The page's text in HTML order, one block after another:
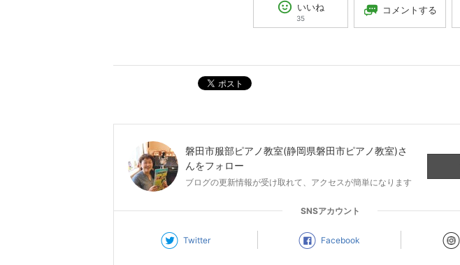
いいね
35
コメントする
ポスト
磐田市服部ピアノ教室(静岡県磐田市ピアノ教室)さ
んをフォロー
ブログの更新情報が受け取れて、アクセスが簡単になります
SNSアカウント
Twitter Facebook